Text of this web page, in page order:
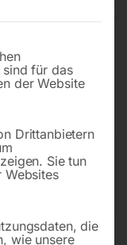
für Österreich.
für die eine
sind für das
der Website
Drittanbietern
Sie tun
Websites
die
wie unsere